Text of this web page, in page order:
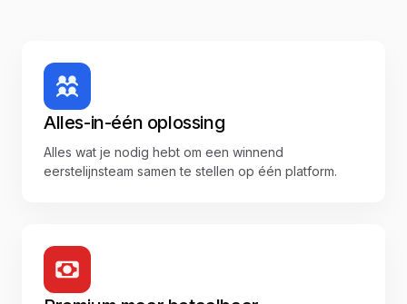
Alles-in-één oplossing
Alles wat je nodig hebt om een winnend
eerstelijnsteam samen te stellen op één platform.